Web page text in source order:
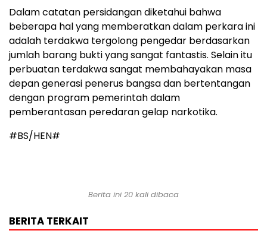
Dalam catatan persidangan diketahui bahwa
beberapa hal yang memberatkan dalam perkara ini
adalah terdakwa tergolong pengedar berdasarkan
jumlah barang bukti yang sangat fantastis. Selain itu
perbuatan terdakwa sangat membahayakan masa
depan generasi penerus bangsa dan bertentangan
dengan program pemerintah dalam
pemberantasan peredaran gelap narkotika.
#BS/HEN#
Berita ini 20 kali dibaca
BERITA TERKAIT